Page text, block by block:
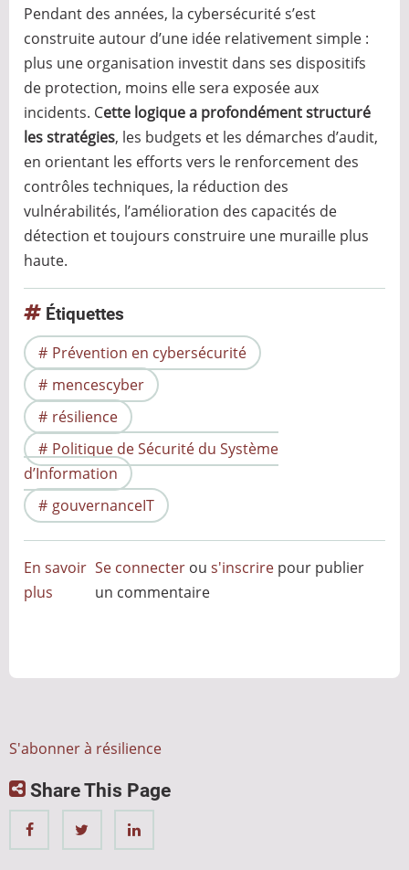
Pendant des années, la cybersécurité s’est
construite autour d’une idée relativement simple :
plus une organisation investit dans ses dispositifs
de protection, moins elle sera exposée aux
incidents. Cette logique a profondément structuré
les stratégies, les budgets et les démarches d’audit,
en orientant les efforts vers le renforcement des
contrôles techniques, la réduction des
vulnérabilités, l’amélioration des capacités de
détection et toujours construire une muraille plus
haute.
Étiquettes
Prévention en cybersécurité
mencescyber
résilience
Politique de Sécurité du Système
d’Information
gouvernanceIT
En savoir
plus
cyber-
:
un
véritable
Se connecter ous'inscrire pour publier
un commentaire
S'abonner à résilience
Share This Page